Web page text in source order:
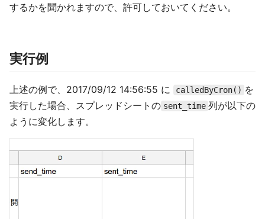
するかを聞かれますので、許可しておいてください。
実行例
上述の例で、2017/09/12 14:56:55 に calledByCron() を
実行した場合、スプレッドシートの sent_time 列が以下の
ように変化します。